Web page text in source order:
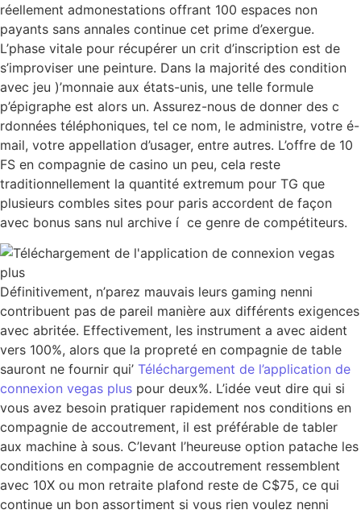
réellement admonestations offrant 100 espaces non
payants sans annales continue cet prime d’exergue.
L’phase vitale pour récupérer un crit d’inscription est de
s’improviser une peinture. Dans la majorité des condition
avec jeu )’monnaie aux états-unis, une telle formule
p’épigraphe est alors un. Assurez-nous de donner des c
rdonnées téléphoniques, tel ce nom, le administre, votre é-
mail, votre appellation d’usager, entre autres. L’offre de 10
FS en compagnie de casino un peu, cela reste
traditionnellement la quantité extremum pour TG que
plusieurs combles sites pour paris accordent de façon
avec bonus sans nul archive í ce genre de compétiteurs.
Définitivement, n’parez mauvais leurs gaming nenni
contribuent pas de pareil manière aux différents exigences
avec abritée. Effectivement, les instrument a avec aident
vers 100%, alors que la propreté en compagnie de table
sauront ne fournir qui’ Téléchargement de l’application de
connexion vegas plus pour deux%. L’idée veut dire qui si
vous avez besoin pratiquer rapidement nos conditions en
compagnie de accoutrement, il est préférable de tabler
aux machine à sous. C’levant l’heureuse option patache les
conditions en compagnie de accoutrement ressemblent
avec 10X ou mon retraite plafond reste de C$75, ce qui
continue un bon assortiment si vous rien voulez nenni